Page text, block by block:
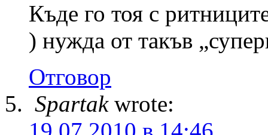
Къде го тоя с
) нужда от такъв
Отговор
Spartak wrote: